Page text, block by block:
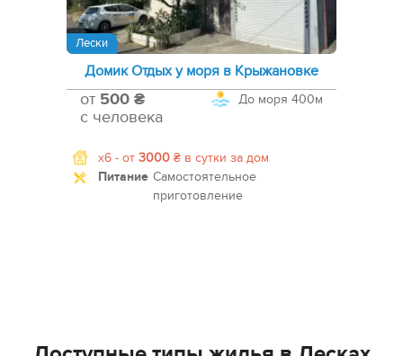
Лески
Домик Отдых у моря в Крыжановке
До моря 400м
от 500 ₴
с человека
x6 - от 3000 ₴ в сутки за дом
Питание Самостоятельное
приготовление